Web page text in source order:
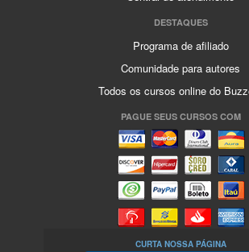
DESTAQUES
Programa de afiliado
Comunidade para autores
Todos os cursos online do
PAGUE SEUS CURSOS COM
CURTA NOSSA PÁGINA